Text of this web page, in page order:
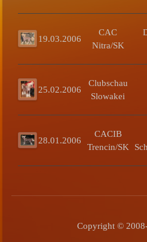
19.03.2006
CAC
Nitra/SK
25.02.2006
Clubschau
Slowakei
28.01.2006
CACIB
Trencin/SK
Copyright ©